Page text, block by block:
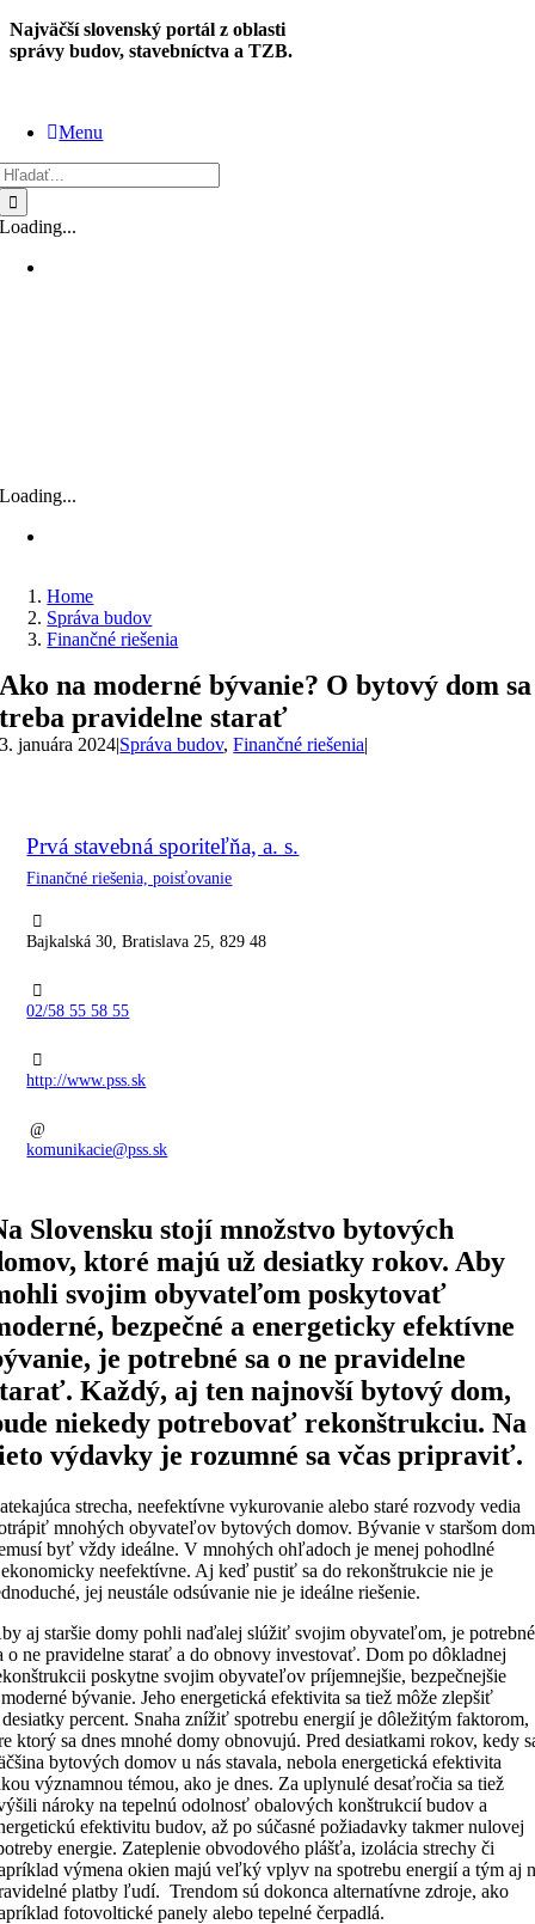
Skip
to
Najväčší slovenský portál z oblasti
správy budov, stavebníctva a TZB.
Menu
Loading...
Loading...
Home
Správa budov
Finančné riešenia
Ako na moderné bývanie? O bytový dom sa
treba pravidelne starať
3. januára 2024|Správa budov,Finančné riešenia|
Prvá stavebná sporiteľňa, a. s.
Finančné riešenia, poisťovanie
Bajkalská 30, Bratislava 25, 829 48
02/58 55 58 55
http://www.pss.sk
komunikacie@pss.sk
Slovensku stojí množstvo bytových
ktoré majú už desiatky rokov. Aby
svojim obyvateľom poskytovať
bezpečné a energeticky efektívne
je potrebné sa o ne pravidelne
Každý, aj ten najnovší bytový dom,
niekedy potrebovať rekonštrukciu. Na
výdavky je rozumné sa včas pripraviť.
strecha, neefektívne vykurovanie alebo staré rozvody vedia
mnohých obyvateľov bytových domov. Bývanie v staršom
byť vždy ideálne. V mnohých ohľadoch je menej pohodlné
neefektívne. Aj keď pustiť sa do rekonštrukcie nie je
jej neustále odsúvanie nie je ideálne riešenie.
aj staršie domy pohli naďalej slúžiť svojim obyvateľom, je potrebné
o ne pravidelne starať a do obnovy investovať. Dom po dôkladnej
poskytne svojim obyvateľov príjemnejšie, bezpečnejšie
bývanie. Jeho energetická efektivita sa tiež môže zlepšiť
percent. Snaha znížiť spotrebu energií je dôležitým faktorom,
ktorý sa dnes mnohé domy obnovujú. Pred desiatkami rokov, kedy
bytových domov u nás stavala, nebola energetická efektivita
významnou témou, ako je dnes. Za uplynulé desaťročia sa tiež
nároky na tepelnú odolnosť obalových konštrukcií budov a
efektivitu budov, až po súčasné požiadavky takmer nulovej
energie. Zateplenie obvodového plášťa, izolácia strechy či
výmena okien majú veľký vplyv na spotrebu energií a tým aj
platby ľudí. Trendom sú dokonca alternatívne zdroje, ako
fotovoltické panely alebo tepelné čerpadlá.